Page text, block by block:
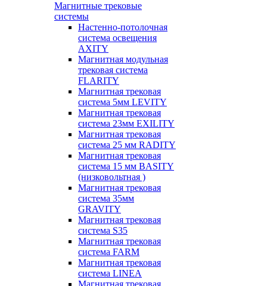
Магнитные трековые
системы
Настенно-потолочная
система освещения
AXITY
Магнитная модульная
трековая система
FLARITY
Магнитная трековая
система 5мм LEVITY
Магнитная трековая
система 23мм EXILITY
Магнитная трековая
система 25 мм RADITY
Магнитная трековая
система 15 мм BASITY
(низковольтная )
Магнитная трековая
система 35мм
GRAVITY
Магнитная трековая
система S35
Магнитная трековая
система FARM
Магнитная трековая
система LINEA
Магнитная трековая